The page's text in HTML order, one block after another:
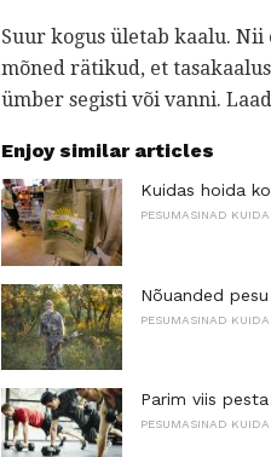
Suur kogus ületab kaalu.
mõned rätikud, et
ümber segisti või vanni.
Enjoy similar articles
Kuidas hoida
PESUMASINAD
Nõuanded
PESUMASINAD
Parim viis
PESUMASINAD